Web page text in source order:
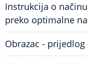
Instrukcija o
preko optimalne
Obrazac -